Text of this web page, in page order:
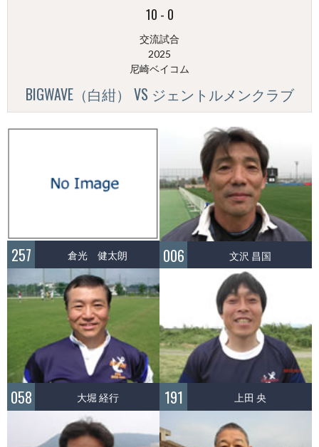
10 - 0
交流試合
2025
尼崎ベイコム
BIGWAVE（白紺） VS ジェントルメンクラブ
257 倉光 健太朗 006 文沢 昌国
058 大堀 経行 191 上田 央